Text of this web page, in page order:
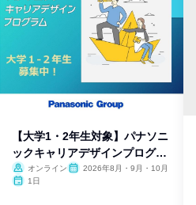
【大学1・2年生対象】パナソニ
ックキャリアデザインプログラ
ム
オンライン
2026年8月・9月・10月
1日